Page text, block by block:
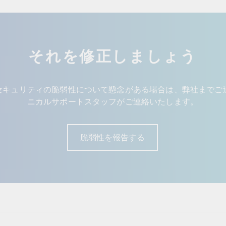
それを修正しましょう
ュリティの脆弱性について懸念がある場合は、弊社までご
ニカルサポートスタッフがご連絡いたします。
脆弱性を報告する